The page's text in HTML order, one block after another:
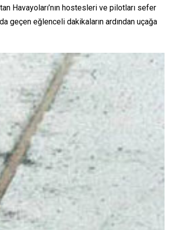
Havayoları’nın hostesleri ve pilotları sefer
geçen eğlenceli dakikaların ardından uçağa